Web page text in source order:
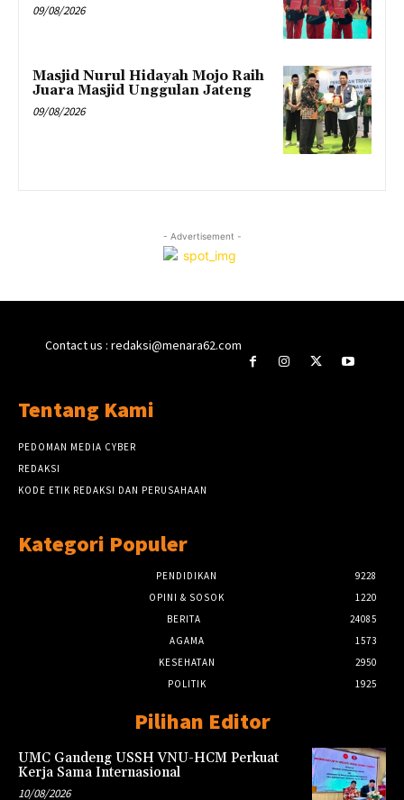
09/08/2026
Masjid Nurul Hidayah Mojo Raih
Juara Masjid Unggulan Jateng
09/08/2026
- Advertisement -
Contact us : redaksi@menara62.com
Tentang Kami
PEDOMAN MEDIA CYBER
REDAKSI
KODE ETIK REDAKSI DAN PERUSAHAAN
Kategori Populer
PENDIDIKAN
9228
OPINI & SOSOK
1220
BERITA
24085
AGAMA
1573
KESEHATAN
2950
POLITIK
1925
Pilihan Editor
UMC Gandeng USSH VNU-HCM Perkuat
Kerja Sama Internasional
10/08/2026